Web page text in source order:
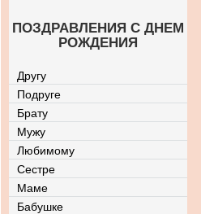
ПОЗДРАВЛЕНИЯ С ДНЕМ
РОЖДЕНИЯ
Другу
Подруге
Брату
Мужу
Любимому
Сестре
Маме
Бабушке